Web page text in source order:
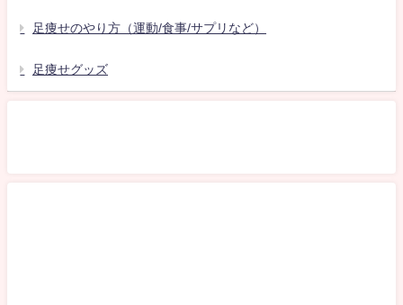
足痩せのやり方（運動/食事/サプリなど）
足痩せグッズ